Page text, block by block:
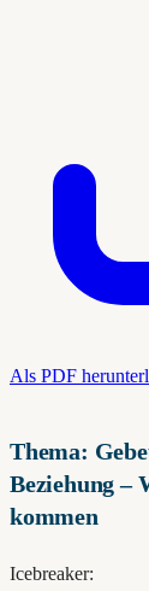
Als PDF
Thema:
Beziehung –
kommen
Icebreaker: